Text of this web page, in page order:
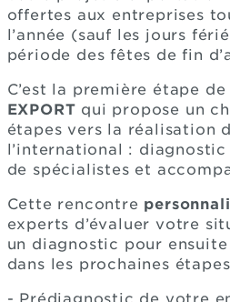
offertes aux entreprises
l’année (sauf les jours
période des fêtes de fin
C’est la première étape
EXPORT qui propose un
étapes vers la réalisation
l’international : diagnostic
de spécialistes et
Cette rencontre
experts d’évaluer votre
un diagnostic pour
dans les prochaines